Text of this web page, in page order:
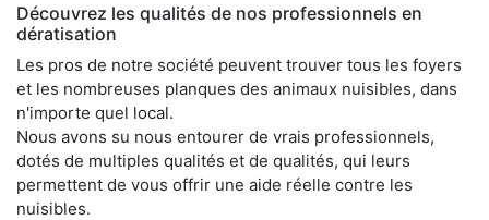
Découvrez les qualités de nos professionnels en
dératisation
Les pros de notre société peuvent trouver tous les foyers
et les nombreuses planques des animaux nuisibles, dans
n'importe quel local.
Nous avons su nous entourer de vrais professionnels,
dotés de multiples qualités et de qualités, qui leurs
permettent de vous offrir une aide réelle contre les
nuisibles.